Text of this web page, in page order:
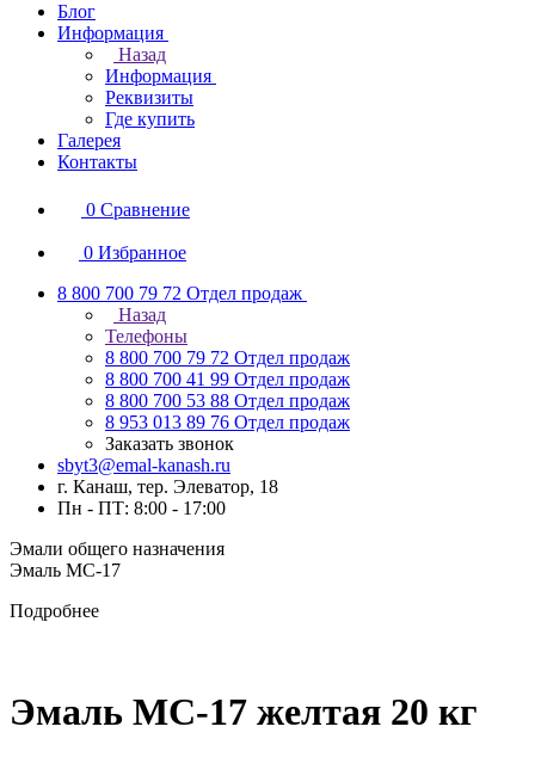
Блог
Информация
Назад
Информация
Реквизиты
Где купить
Галерея
Контакты
0 Сравнение
0 Избранное
8 800 700 79 72 Отдел продаж
Назад
Телефоны
8 800 700 79 72 Отдел продаж
8 800 700 41 99 Отдел продаж
8 800 700 53 88 Отдел продаж
8 953 013 89 76 Отдел продаж
Заказать звонок
sbyt3@emal-kanash.ru
г. Канаш, тер. Элеватор, 18
Пн - ПТ: 8:00 - 17:00
Эмали общего назначения
Эмаль МС-17
Подробнее
Эмаль МС-17 желтая 20 кг